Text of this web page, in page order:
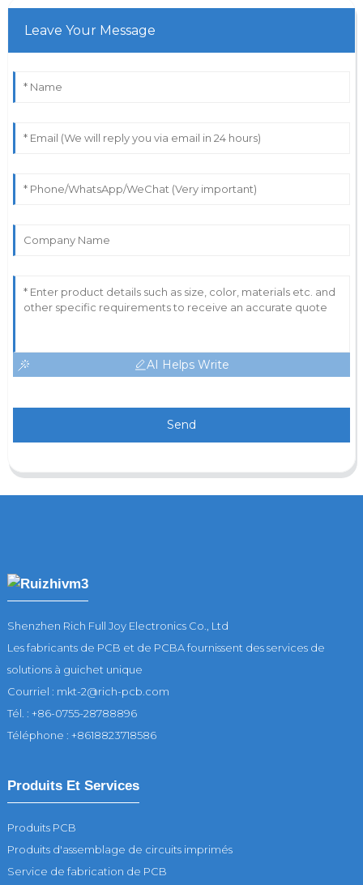
Leave Your Message
AI Helps Write
Send
Shenzhen Rich Full Joy Electronics Co., Ltd
Les fabricants de PCB et de PCBA fournissent des services de
solutions à guichet unique
Courriel : mkt-2@rich-pcb.com
Tél. : +86-0755-28788896
Téléphone : +8618823718586
Produits Et Services
Produits PCB
Produits d'assemblage de circuits imprimés
Service de fabrication de PCB